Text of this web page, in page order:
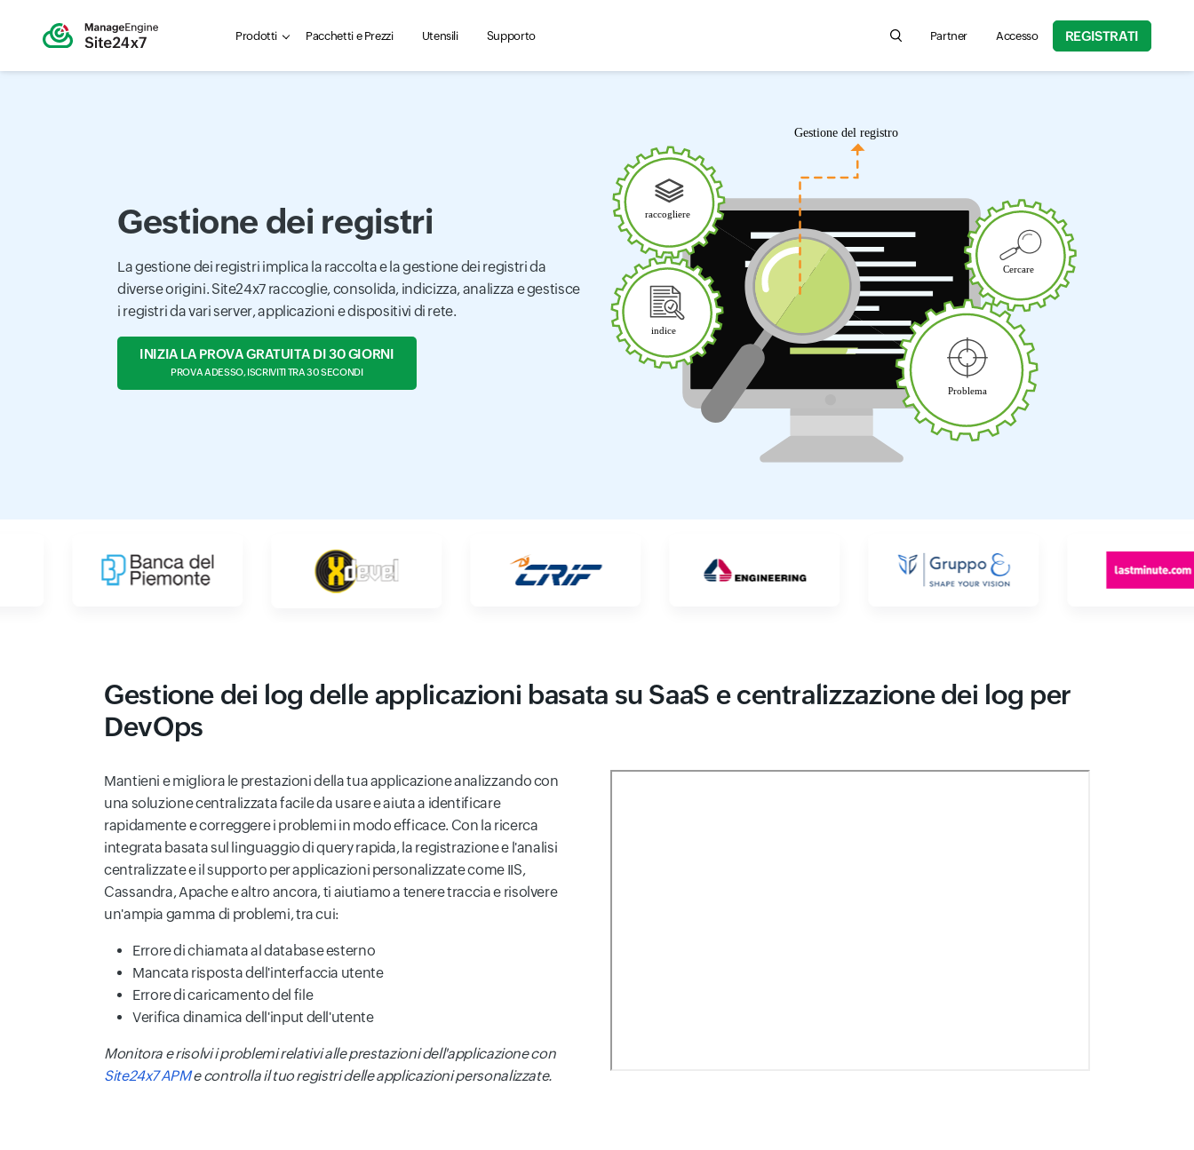
Prodotti Pacchetti e Prezzi Utensili Supporto Search for product information, help articles,
Partner Accesso REGISTRATI
Gestione dei registri
La gestione dei registri implica la raccolta e la gestione dei registri da
diverse origini. Site24x7 raccoglie, consolida, indicizza, analizza e gestisce
i registri da vari server, applicazioni e dispositivi di rete.
INIZIA LA PROVA GRATUITA DI 30 GIORNI
PROVA ADESSO, ISCRIVITI TRA 30 SECONDI
Gestione dei log delle applicazioni basata su SaaS e centralizzazione dei log per
DevOps
Mantieni e migliora le prestazioni della tua applicazione analizzando con
una soluzione centralizzata facile da usare e aiuta a identificare
rapidamente e correggere i problemi in modo efficace. Con la ricerca
integrata basata sul linguaggio di query rapida, la registrazione e l'analisi
centralizzate e il supporto per applicazioni personalizzate come IIS,
Cassandra, Apache e altro ancora, ti aiutiamo a tenere traccia e risolvere
un'ampia gamma di problemi, tra cui:
Errore di chiamata al database esterno
Mancata risposta dell'interfaccia utente
Errore di caricamento del file
Verifica dinamica dell'input dell'utente
Monitora e risolvi i problemi relativi alle prestazioni dell'applicazione con
Site24x7 APMe controlla il tuo registri delle applicazioni personalizzate.